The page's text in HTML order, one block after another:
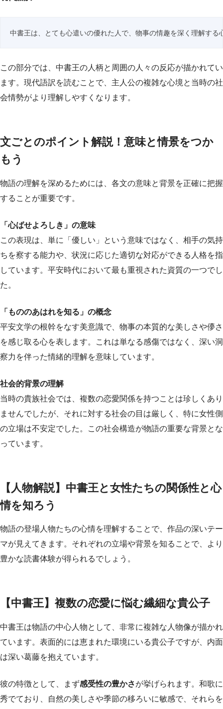
中書王は、とても心遣いの優れた人で、物事の情趣を深く理解す
この部分では、中書王の人柄と周囲の人々の反応が描かれてい
ます。現代語訳を読むことで、主人公の複雑な心境と当時の社
会情勢がより理解しやすくなります。
文ごとのポイント解説！意味と情景をつか
もう
物語の理解を深めるためには、各文の意味と背景を正確に把握
することが重要です。
「心ばせよろしき」の意味
この表現は、単に「優しい」という意味ではなく、相手の気持
ちを察する能力や、状況に応じた適切な対応ができる人格を指
しています。平安時代において最も重視された資質の一つでし
た。
「もののあはれを知る」の概念
平安文学の根幹をなす美意識で、物事の本質的な美しさや儚さ
を感じ取る心を表します。これは単なる感傷ではなく、深い洞
察力を伴った情緒的理解を意味しています。
社会的背景の理解
当時の貴族社会では、複数の恋愛関係を持つことは珍しくあり
ませんでしたが、それに対する社会の目は厳しく、特に女性側
の立場は不安定でした。この社会構造が物語の重要な背景とな
っています。
【人物解説】中書王と女性たちの関係性と心
情を知ろう
物語の登場人物たちの心情を理解することで、作品の深いテー
マが見えてきます。それぞれの立場や背景を知ることで、より
豊かな読書体験が得られるでしょう。
【中書王】複数の恋愛に悩む繊細な貴公子
中書王は物語の中心人物として、非常に複雑な人物像が描かれ
ています。表面的には恵まれた環境にいる貴公子ですが、内面
は深い葛藤を抱えています。
彼の特徴として、まず感受性の豊かさが挙げられます。和歌に
秀でており、自然の美しさや季節の移ろいに敏感で、それらを